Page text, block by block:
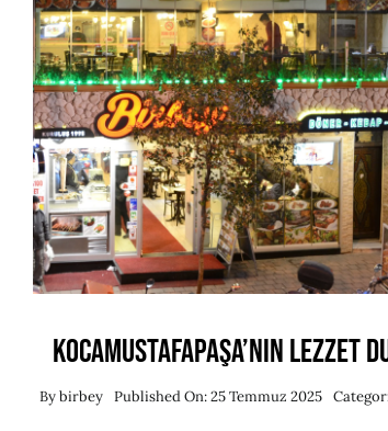
Kocamustafapaşa’nın Lezzet
Bybirbey Published On: 25 Temmuz 2025